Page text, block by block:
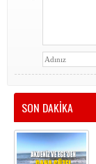
SON DAKİKA